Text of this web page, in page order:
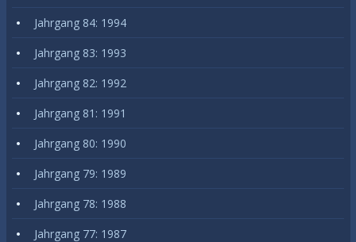
Jahrgang 84: 1994
Jahrgang 83: 1993
Jahrgang 82: 1992
Jahrgang 81: 1991
Jahrgang 80: 1990
Jahrgang 79: 1989
Jahrgang 78: 1988
Jahrgang 77: 1987